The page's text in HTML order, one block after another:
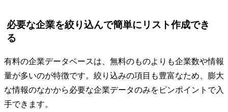
必要な企業を絞り込んで簡単にリスト作成でき
る
有料の企業データベースは、無料のものよりも企業数や情報
量が多いのが特徴です。絞り込みの項目も豊富なため、膨大
な情報のなかから必要な企業データのみをピンポイントで入
手できます。